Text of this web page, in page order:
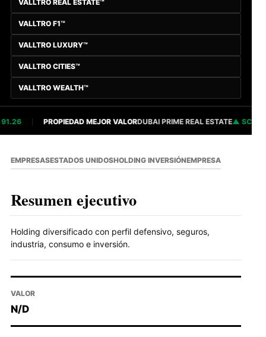
VALLTRO REAL ESTATE™
VALLTRO F1™
VALLTRO LUXURY™
VALLTRO CITIES™
VALLTRO WEALTH™
PROPIEDAD MEJOR VALORDUBAI PRIME REAL ESTATE SCORE
EMPRESASESTADOS UNIDOSHOLDING INVERSIÓNEMPRESA
Resumen ejecutivo
Holding diversificado con perfil defensivo, seguros,
industria, consumo e inversión.
VALOR
N/D